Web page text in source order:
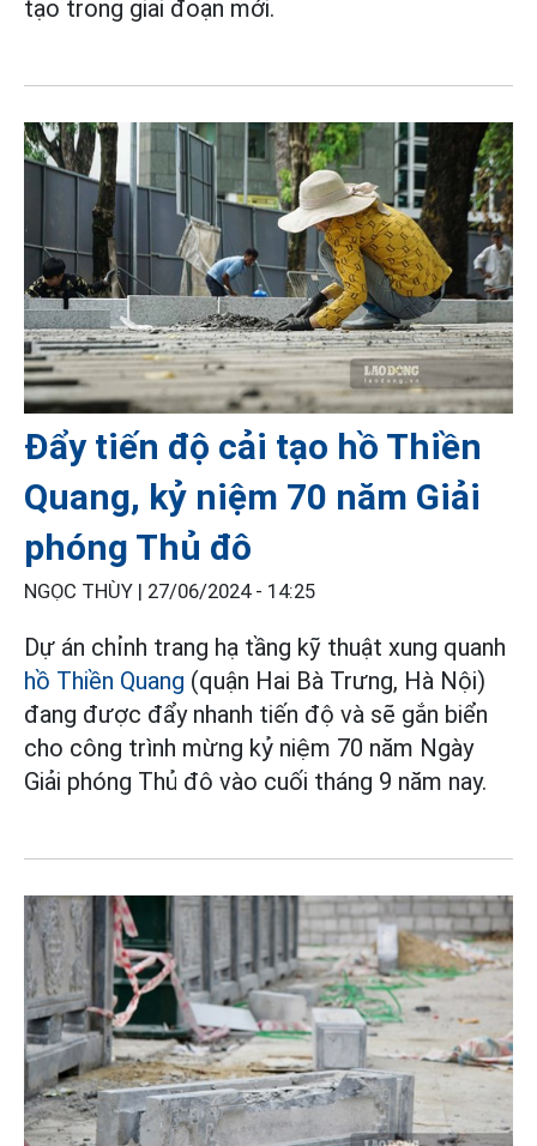
tạo trong giai đoạn mới.
Đẩy tiến độ cải tạo hồ Thiền
Quang, kỷ niệm 70 năm Giải
phóng Thủ đô
NGỌC THÙY | 27/06/2024 - 14:25
Dự án chỉnh trang hạ tầng kỹ thuật xung quanh
hồ Thiền Quang (quận Hai Bà Trưng, Hà Nội)
đang được đẩy nhanh tiến độ và sẽ gắn biển
cho công trình mừng kỷ niệm 70 năm Ngày
Giải phóng Thủ đô vào cuối tháng 9 năm nay.